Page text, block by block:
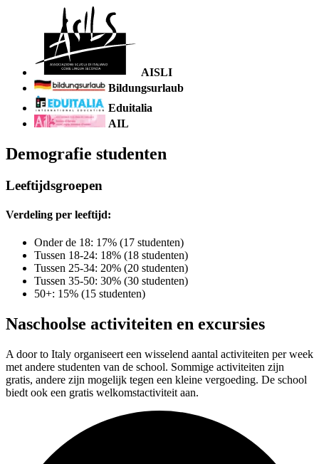
AISLI
Bildungsurlaub
Eduitalia
AIL
Demografie studenten
Leeftijdsgroepen
Verdeling per leeftijd:
Onder de 18: 17% (17 studenten)
Tussen 18-24: 18% (18 studenten)
Tussen 25-34: 20% (20 studenten)
Tussen 35-50: 30% (30 studenten)
50+: 15% (15 studenten)
Naschoolse activiteiten en excursies
A door to Italy organiseert een wisselend aantal activiteiten per week
met andere studenten van de school. Sommige activiteiten zijn
gratis, andere zijn mogelijk tegen een kleine vergoeding. De school
biedt ook een gratis welkomstactiviteit aan.